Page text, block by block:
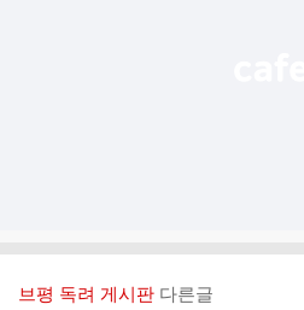
브평 독려 게시판 다른글